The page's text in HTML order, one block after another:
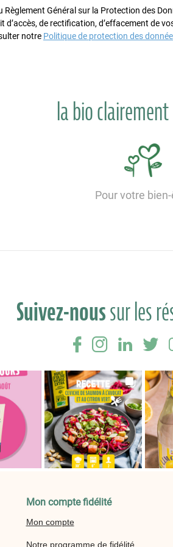
Règlement Général sur la Protection des
d’accès, de rectification, d’effacement de
notre Politique de protection des
la bio
Pour votre
Suivez-noussur les
Mon compte fidélité
Mon compte
Notre programme de fidélité